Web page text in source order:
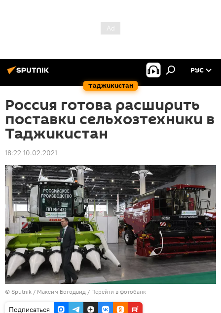
Таджикистан
РУС
Россия готова расширить
поставки сельхозтехники в
Таджикистан
18:22 10.02.2021
© Sputnik / Максим Богодвид / Перейти в фотобанк
Подписаться